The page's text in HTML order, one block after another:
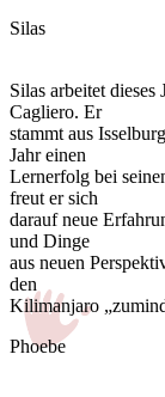
Silas
Silas arbeitet
Cagliero. Er
stammt aus
Jahr einen
Lernerfolg bei
freut er sich
darauf neue
und Dinge
aus neuen
den
Kilimanjaro
Phoebe